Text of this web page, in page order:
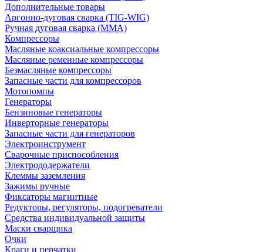
Дополнительные товары
Аргонно-дуговая сварка (TIG-WIG)
Ручная дуговая сварка (MMA)
Компрессоры
Масляные коаксиальные компрессоры
Масляные ременные компрессоры
Безмасляные компрессоры
Запасные части для компрессоров
Мотопомпы
Генераторы
Бензиновые генераторы
Инверторные генераторы
Запасные части для генераторов
Электроинструмент
Сварочные приспособления
Электрододержатели
Клеммы заземления
Зажимы ручные
Фиксаторы магнитные
Редукторы, регуляторы, подогреватели
Средства индивидуальной защиты
Маски сварщика
Очки
Краги и перчатки